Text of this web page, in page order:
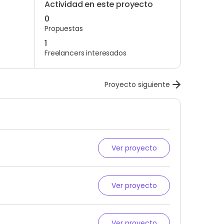
Actividad en este proyecto
0
Propuestas
1
Freelancers interesados
Proyecto siguiente
Ver proyecto
Ver proyecto